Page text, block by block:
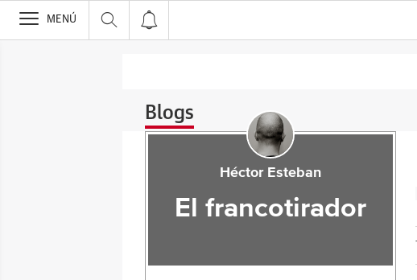
>
MENÚ
Blogs
Héctor Esteban
El francotirador